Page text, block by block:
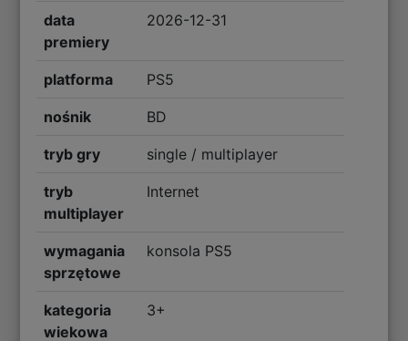
data
premiery
2026-12-31
platforma PS5
nośnik BD
tryb gry single / multiplayer
tryb
multiplayer
Internet
wymagania
sprzętowe
konsola PS5
kategoria
wiekowa
3+